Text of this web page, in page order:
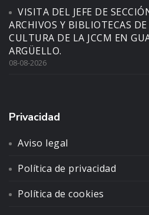
VISITA DEL JEFE DE
ARCHIVOS Y BIBLIOTECAS
CULTURA DE LA JCCM EN
ARGÜELLO.
08-08-2026
Privacidad
Aviso legal
Política de privacidad
Política de cookies